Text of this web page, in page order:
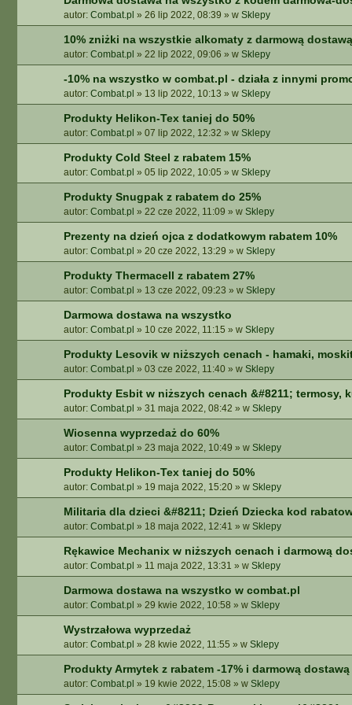
autor: Combat.pl » 26 lip 2022, 08:39 » w Sklepy
10% zniżki na wszystkie alkomaty z darmową dostawą
autor: Combat.pl » 22 lip 2022, 09:06 » w Sklepy
-10% na wszystko w combat.pl - działa z innymi
autor: Combat.pl » 13 lip 2022, 10:13 » w Sklepy
Produkty Helikon-Tex taniej do 50%
autor: Combat.pl » 07 lip 2022, 12:32 » w Sklepy
Produkty Cold Steel z rabatem 15%
autor: Combat.pl » 05 lip 2022, 10:05 » w Sklepy
Produkty Snugpak z rabatem do 25%
autor: Combat.pl » 22 cze 2022, 11:09 » w Sklepy
Prezenty na dzień ojca z dodatkowym rabatem 10%
autor: Combat.pl » 20 cze 2022, 13:29 » w Sklepy
Produkty Thermacell z rabatem 27%
autor: Combat.pl » 13 cze 2022, 09:23 » w Sklepy
Darmowa dostawa na wszystko
autor: Combat.pl » 10 cze 2022, 11:15 » w Sklepy
Produkty Lesovik w niższych cenach - hamaki,
autor: Combat.pl » 03 cze 2022, 11:40 » w Sklepy
Produkty Esbit w niższych cenach &#8211; termosy,
autor: Combat.pl » 31 maja 2022, 08:42 » w Sklepy
Wiosenna wyprzedaż do 60%
autor: Combat.pl » 23 maja 2022, 10:49 » w Sklepy
Produkty Helikon-Tex taniej do 50%
autor: Combat.pl » 19 maja 2022, 15:20 » w Sklepy
Militaria dla dzieci &#8211; Dzień Dziecka kod
autor: Combat.pl » 18 maja 2022, 12:41 » w Sklepy
Rękawice Mechanix w niższych cenach i darmową
autor: Combat.pl » 11 maja 2022, 13:31 » w Sklepy
Darmowa dostawa na wszystko w combat.pl
autor: Combat.pl » 29 kwie 2022, 10:58 » w Sklepy
Wystrzałowa wyprzedaż
autor: Combat.pl » 28 kwie 2022, 11:55 » w Sklepy
Produkty Armytek z rabatem -17% i darmową dostawą
autor: Combat.pl » 19 kwie 2022, 15:08 » w Sklepy